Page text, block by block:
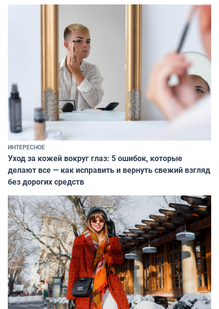
ИНТЕРЕСНОЕ
Уход за кожей вокруг глаз: 5 ошибок, которые
делают все — как исправить и вернуть свежий взгляд
без дорогих средств